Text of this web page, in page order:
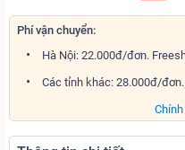
Phí vận chuyển:
Hà Nội: 22.000đ/đơn.
Các tỉnh khác: 28.000đ/